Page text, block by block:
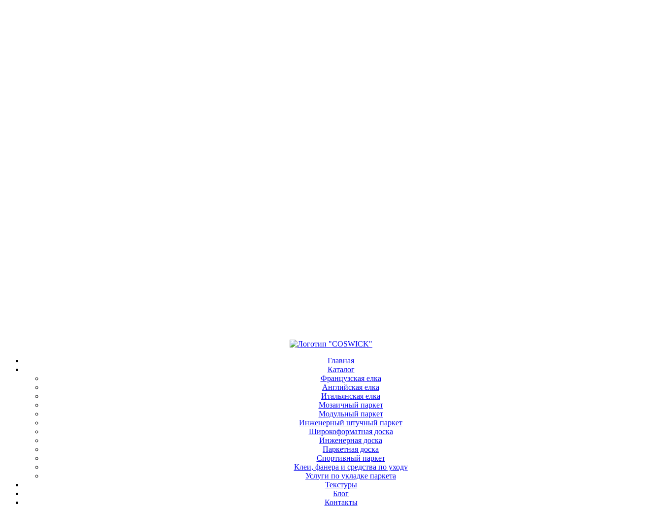
Главная
Каталог
Французская елка
Английская елка
Итальянская елка
Мозаичный паркет
Модульный паркет
Инженерный штучный паркет
Широкоформатная доска
Инженерная доска
Паркетная доска
Спортивный паркет
Клеи, фанера и средства по уходу
Услуги по укладке паркета
Текстуры
Блог
Контакты